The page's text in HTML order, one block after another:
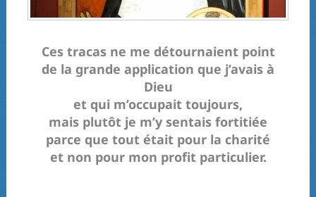
Ces tracas ne me détournaient point
de la grande application que j’avais à
Dieu
et qui m’occupait toujours,
mais plutôt je m’y sentais fortitiée
parce que tout était pour la charité
et non pour mon profit particulier.